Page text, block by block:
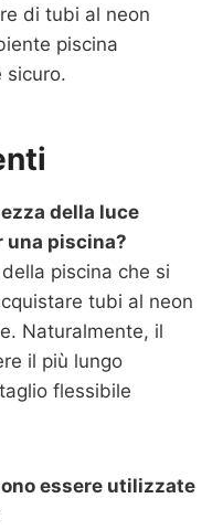
di tubi al neon
piscina
sicuro.
della luce
una piscina?
piscina che si
tubi al neon
Naturalmente, il
il più lungo
flessibile
essere utilizzate